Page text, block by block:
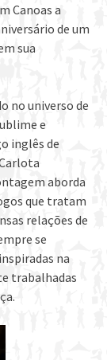
Canoas a
de um
sua
no universo de
e
inglês de
aborda
que tratam
relações de
se
na
trabalhadas